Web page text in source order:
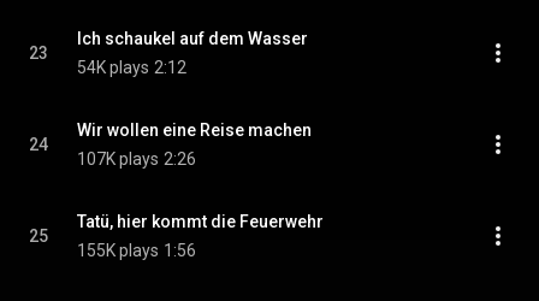
23
Ich schaukel auf dem Wasser
54K plays 2:12
24
Wir wollen eine Reise machen
107K plays 2:26
25
Tatü, hier kommt die Feuerwehr
155K plays 1:56